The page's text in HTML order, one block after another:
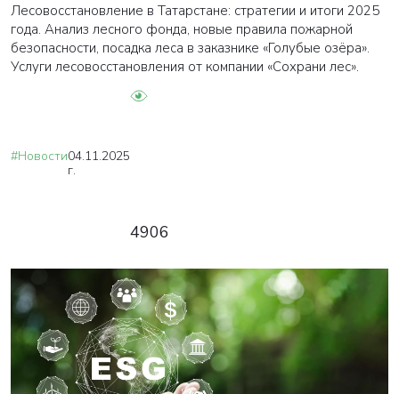
Лесовосстановление в Татарстане: стратегии и итоги 2025
года. Анализ лесного фонда, новые правила пожарной
безопасности, посадка леса в заказнике «Голубые озёра».
Услуги лесовосстановления от компании «Сохрани лес».
#Новости04.11.2025
г.
4906